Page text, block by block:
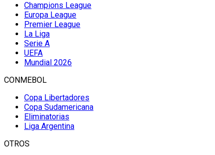
Champions League
Europa League
Premier League
La Liga
Serie A
UEFA
Mundial 2026
CONMEBOL
Copa Libertadores
Copa Sudamericana
Eliminatorias
Liga Argentina
OTROS